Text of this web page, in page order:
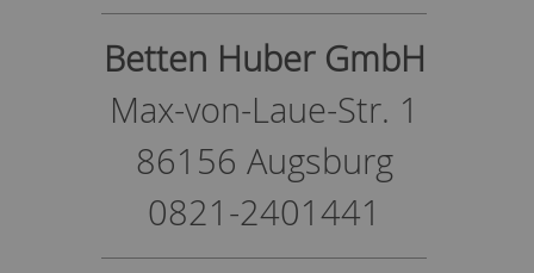
Betten Huber GmbH
Max-von-Laue-Str. 1
86156 Augsburg
0821-2401441